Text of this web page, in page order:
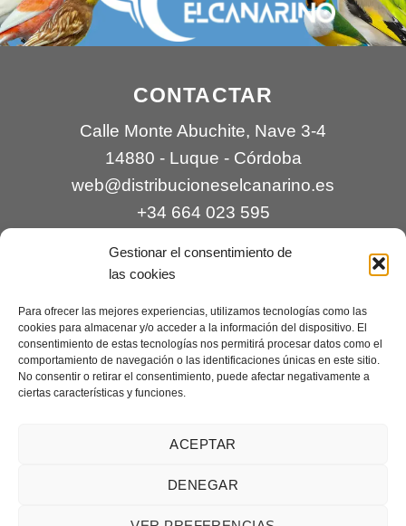
Gestionar el consentimiento de
las cookies
Para ofrecer las mejores experiencias, utilizamos tecnologías como las
cookies para almacenar y/o acceder a la información del dispositivo. El
consentimiento de estas tecnologías nos permitirá procesar datos como el
comportamiento de navegación o las identificaciones únicas en este sitio.
No consentir o retirar el consentimiento, puede afectar negativamente a
ciertas características y funciones.
ACEPTAR
DENEGAR
CONTACTAR
Calle Monte Abuchite, Nave 3-4
14880 - Luque - Córdoba
web@distribucioneselcanarino.es
+34 664 023 595
Contacto|Incidencias|Devoluciones |
Condiciones generales
Mantenimiento web a cargo deCreaciones Digitales – mantenimiento web
Política de privacidad |Condiciones generales de